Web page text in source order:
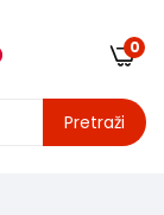
Pretraži
0